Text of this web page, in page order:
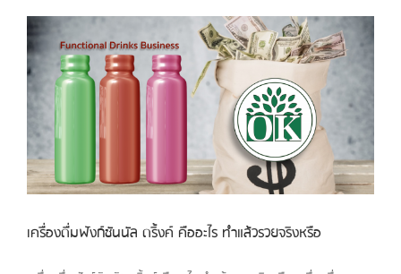
เครื่องดื่มฟังก์ชันนัล ดริ้งค์ คืออะไร ทำแล้วรวยจริงหรือ